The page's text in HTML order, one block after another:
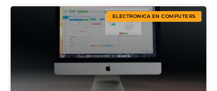
ELECTRONICA EN COMPUTERS